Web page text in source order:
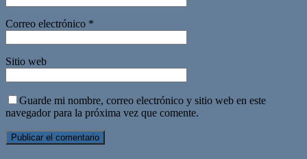
Correo electrónico *
Sitio web
Guarde mi nombre, correo electrónico y sitio web en este
navegador para la próxima vez que comente.